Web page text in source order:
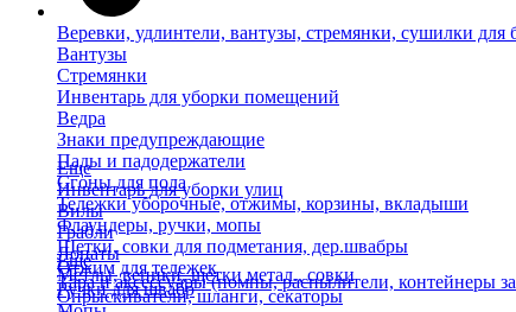
Веревки, удлинтели, вантузы, стремянки, сушилки для
Вантузы
Стремянки
Инвентарь для уборки помещений
Ведра
Знаки предупреждающие
Пады и падодержатели
Сгоны для пола
Тележки уборочные, отжимы, корзины, вкладыши
Флаундеры, ручки, мопы
Щетки, совки для подметания, дер.швабры
Отжим для тележек
Ручки для швабр
Еще
Инвентарь для уборки улиц
Вилы
Грабли
Лопаты
Метлы, веники, щетки метал., совки
Опрыскиватели, шланги, секаторы
Еще
Тара и аксессуары (помпы, распылители, контейнеры